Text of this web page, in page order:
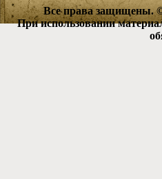
Все права защищены.
При использовании